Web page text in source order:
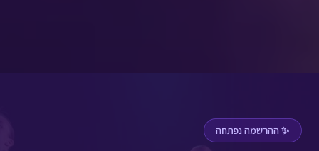
✨ ההרשמה נפתחה